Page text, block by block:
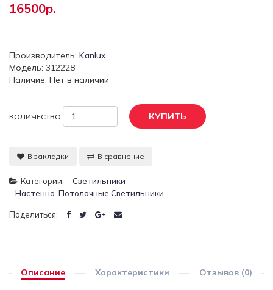
16500р.
Производитель: Kanlux
Модель: 312228
Наличие: Нет в наличии
КОЛИЧЕСТВО КУПИТЬ
В закладки В сравнение
Категории:
Светильники
Настенно-Потолочные Светильники
Поделиться:
Описание Характеристики Отзывов (0)